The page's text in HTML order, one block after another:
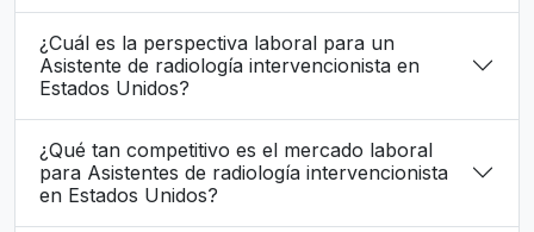
¿Cuál es la perspectiva laboral para un
Asistente de radiología intervencionista en
Estados Unidos?
¿Qué tan competitivo es el mercado laboral
para Asistentes de radiología intervencionista
en Estados Unidos?